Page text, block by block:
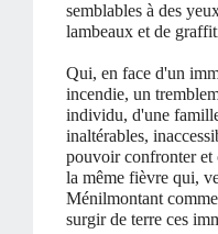
semblables à des
lambeaux et de
Qui, en face d'un
incendie, un
individu, d'une
inaltérables,
pouvoir confronter et
la même fièvre qui,
Ménilmontant
surgir de terre ces